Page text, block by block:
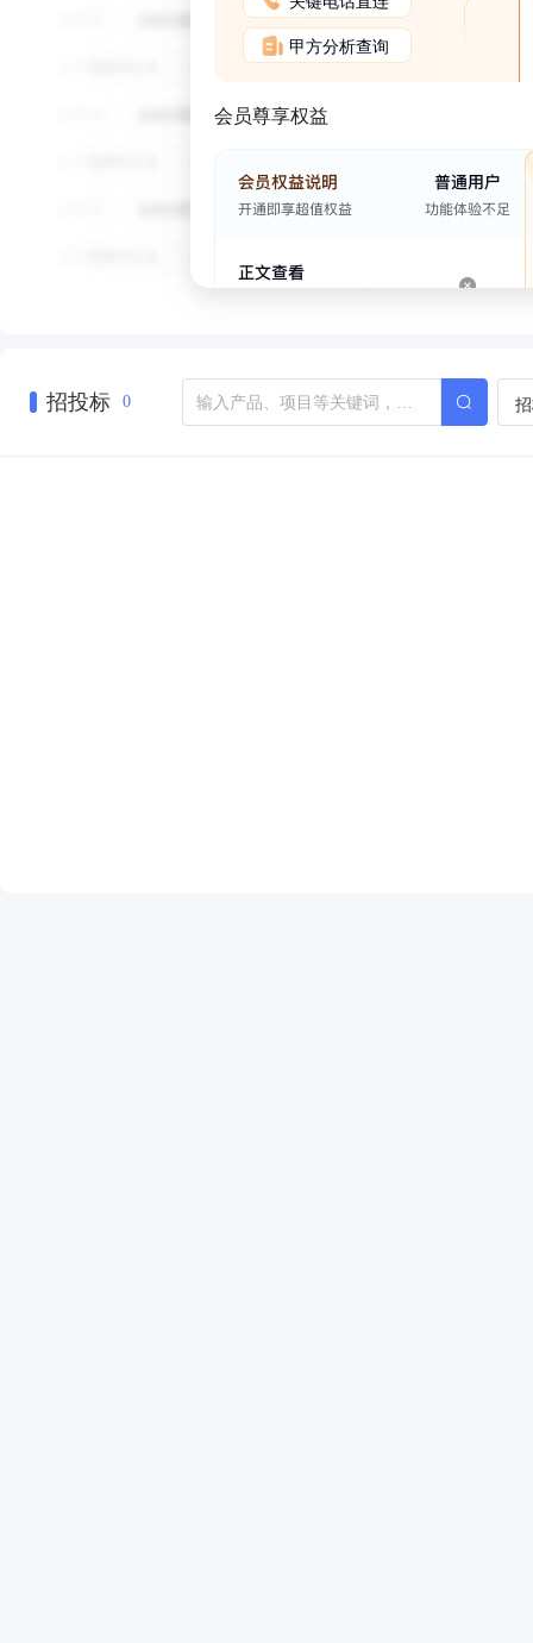
甲方分析查询
会员尊享权益
招投标 0